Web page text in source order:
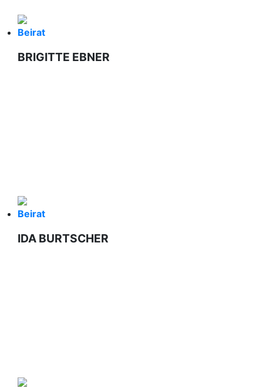
Beirat
BRIGITTE EBNER
Beirat
IDA BURTSCHER